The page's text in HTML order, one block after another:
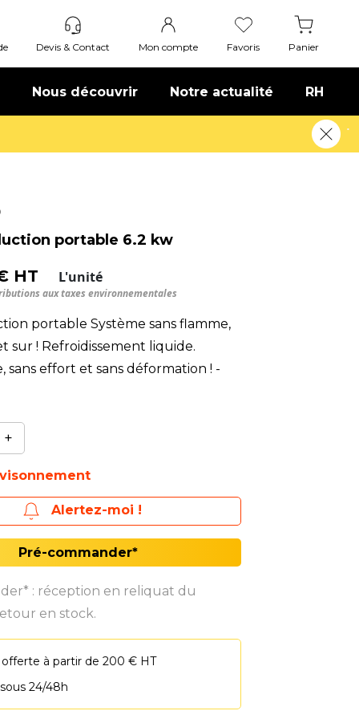
Devis & Contact Mon compte Favoris Panier
Nous découvrir Notre actualité RH
Devis rapide !
portable 6.2 kw
HT L'unité
aux taxes environnementales
portable Système sans flamme,
sur ! Refroidissement liquide.
sans effort et sans déformation ! -
+
Alertez-moi !
Pré-commander*
: réception en reliquat du
en stock.
offerte à partir de 200 € HT
24/48h